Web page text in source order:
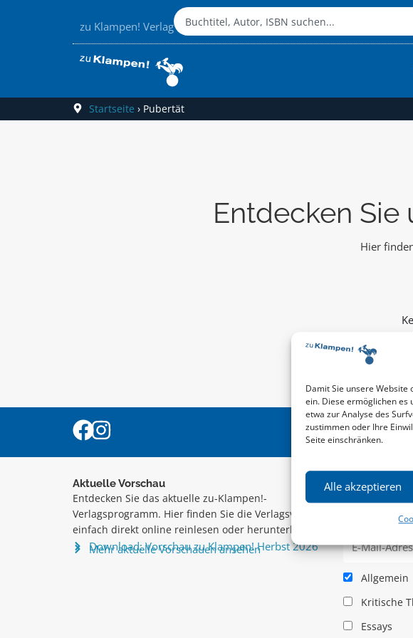
Damit Sie unsere Website
ein. Diese ermöglichen es
etwa zur Analyse des
zustimmen oder Ihre
Seite einschränken.
Alle akzeptieren
zu Klampen! Verlag
Startseite › Pubertät
Entdecken Sie
Hier
Aktuelle Vorschau
Entdecken Sie das aktuelle zu-Klampen!-
Verlagsprogramm. Hier finden Sie die Verlagsvorschau –
einfach direkt online reinlesen oder herunterladen.
Download: Vorschau zu Klampen! Herbst 2026
Mehr aktuelle Vorschauen ansehen
Newsletter
News zu
Klampen!
Allgemein
Kritische
Essays